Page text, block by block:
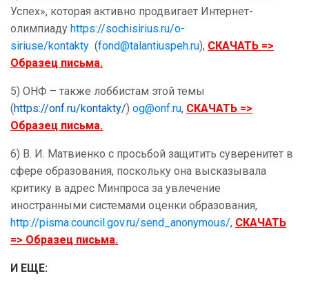
Успех», которая активно продвигает Интернет-
олимпиаду https://sochisirius.ru/o-
siriuse/kontakty (fond@talantiuspeh.ru), СКАЧАТЬ =>
Образец письма.
5) ОНФ – также лоббистам этой темы
(https://onf.ru/kontakty/) og@onf.ru, СКАЧАТЬ =>
Образец письма.
6) В. И. Матвиенко с просьбой защитить суверенитет в
сфере образования, поскольку она высказывала
критику в адрес Минпроса за увлечение
иностранными системами оценки образования,
http://pisma.council.gov.ru/send_anonymous/, СКАЧАТЬ
=> Образец письма.
И ЕЩЕ: